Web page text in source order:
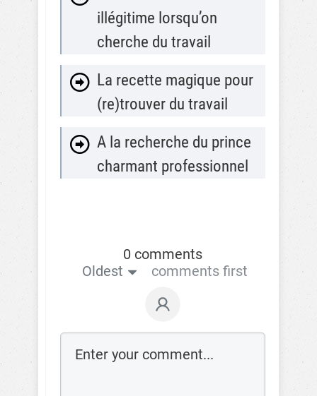
illégitime lorsqu’on
cherche du travail
La recette magique pour
(re)trouver du travail
A la recherche du prince
charmant professionnel
0 comments
Oldest
comments first